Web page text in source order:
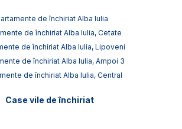
de închiriat Alba Iulia
de închiriat Alba Iulia, Cetate
de închiriat Alba Iulia, Lipoveni
de închiriat Alba Iulia, Ampoi 3
de închiriat Alba Iulia, Central
Case vile de închiriat